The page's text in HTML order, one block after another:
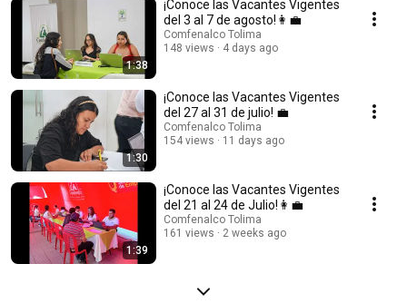
1:38
¡Conoce las Vacantes Vigentes
del 3 al 7 de agosto!👩‍💼
Comfenalco Tolima
148 views
4 days ago
1:30
¡Conoce las Vacantes Vigentes
del 27 al 31 de julio! 💼
Comfenalco Tolima
154 views
11 days ago
1:39
¡Conoce las Vacantes Vigentes
del 21 al 24 de Julio!👩‍💼
Comfenalco Tolima
161 views
2 weeks ago